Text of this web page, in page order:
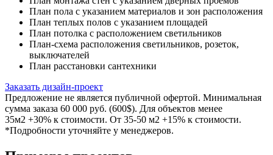
План пола с указанием материалов и зон расположения
План теплых полов с указанием площадей
План потолка с расположением светильников
План-схема расположения светильников, розеток,
выключателей
План расстановки сантехники
Заказать дизайн-проект
Предложение не является публичной офертой. Минимальная
сумма заказа 60 000 руб. (600$). Для объектов менее
35м2 +30% к стоимости. От 35-50 м2 +15% к стоимости.
*Подробности уточняйте у менеджеров.